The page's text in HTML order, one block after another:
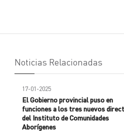
Noticias Relacionadas
17-01-2025
El Gobierno provincial puso en
funciones a los tres nuevos
del Instituto de Comunidades
Aborígenes